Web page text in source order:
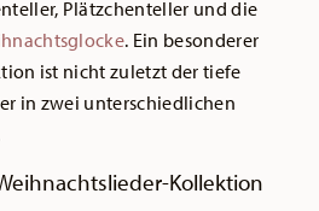
Plätzchenteller und die
. Ein besonderer
ist nicht zuletzt der tiefe
in zwei unterschiedlichen
Kollektion